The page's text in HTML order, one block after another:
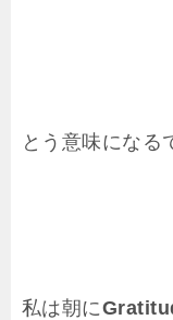
とう意味になる
私は朝に